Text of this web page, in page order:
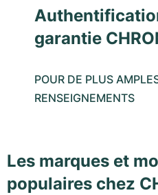
garantie
POUR DE PLUS
RENSEIGNEMENTS
Les marques et
populaires chez